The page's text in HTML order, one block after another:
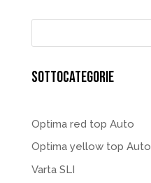
SOTTOCATEGORIE
Optima red top Auto
Optima yellow top Auto
Varta SLI